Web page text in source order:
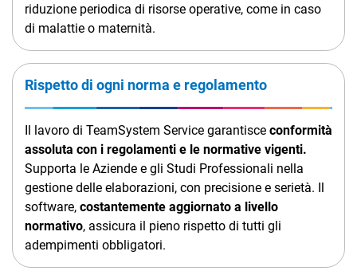
riduzione periodica di risorse operative, come in caso
di malattie o maternità.
Rispetto di ogni norma e regolamento
Il lavoro di TeamSystem Service garantisce conformità
assoluta con i regolamenti e le normative vigenti.
Supporta le Aziende e gli Studi Professionali nella
gestione delle elaborazioni, con precisione e serietà. Il
software, costantemente aggiornato a livello
normativo, assicura il pieno rispetto di tutti gli
adempimenti obbligatori.